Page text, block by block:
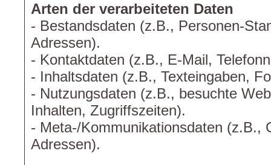
Arten der verarbeiteten Daten
- Bestandsdaten (z.B., Personen-
Adressen).
- Kontaktdaten (z.B., E-Mail,
- Inhaltsdaten (z.B., Texteingaben,
- Nutzungsdaten (z.B., besuchte
Inhalten, Zugriffszeiten).
- Meta-/Kommunikationsdaten (z.B.,
Adressen).